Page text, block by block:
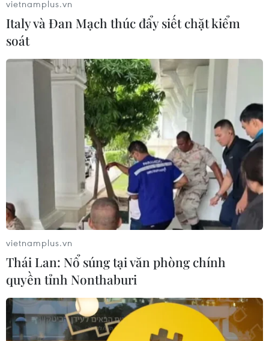
vietnamplus.vn
Italy và Đan Mạch thúc đẩy siết chặt kiểm
soát
vietnamplus.vn
Thái Lan: Nổ súng tại văn phòng chính
quyền tỉnh Nonthaburi